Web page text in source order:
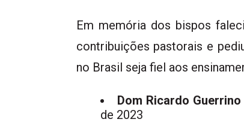
Em memória dos bispos
contribuições pastorais e
no Brasil seja fiel aos
Dom Ricardo
de 2023